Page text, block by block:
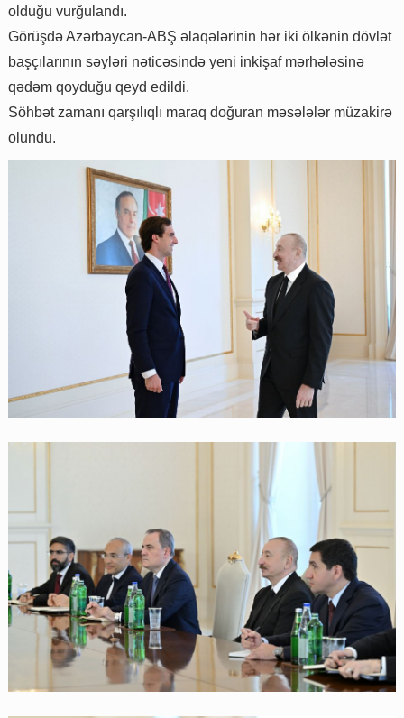
olduğu vurğulandı.
Görüşdə Azərbaycan-ABŞ əlaqələrinin hər iki ölkənin dövlət
başçılarının səyləri nəticəsində yeni inkişaf mərhələsinə
qədəm qoyduğu qeyd edildi.
Söhbət zamanı qarşılıqlı maraq doğuran məsələlər müzakirə
olundu.